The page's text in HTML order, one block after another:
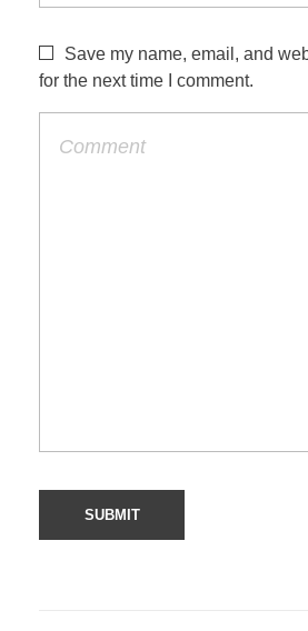
Save my name, email, and
for the next time I comment.